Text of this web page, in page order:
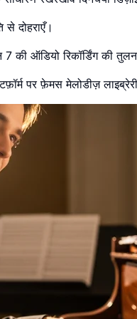
दोहराएँ।
की ऑडियो रिकॉर्डिंग की
पर फ़ेमस मेलोडीज़